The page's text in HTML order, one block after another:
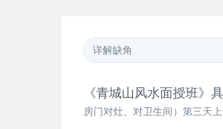
《青城山风水面授班》
房门对灶、对卫生间）第三天